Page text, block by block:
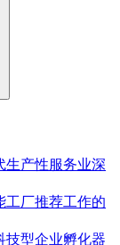
生产性服务业深
工厂推荐工作的
技型企业孵化器